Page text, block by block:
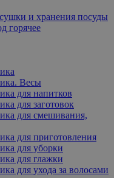
и хранения посуды
горячее
Весы
для напитков
для заготовок
для смешивания,
для приготовления
для уборки
для глажки
для ухода за волосами